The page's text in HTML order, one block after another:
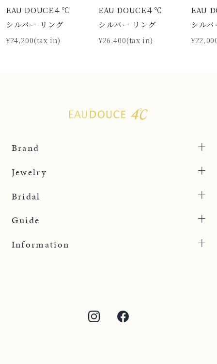
EAU DOUCE４℃
シルバー リング
¥24,200(tax in)
EAU DOUCE４℃
シルバー リング
¥26,400(tax in)
EAU
シル
Brand
Jewelry
Bridal
Guide
Information